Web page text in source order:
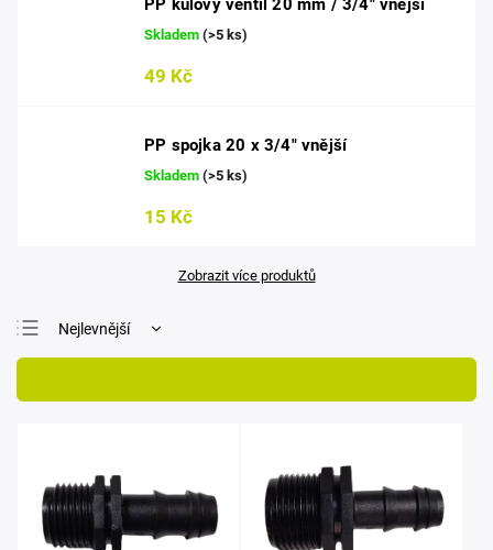
PP kulový ventil 20 mm / 3/4" vnější
Skladem (>5 ks)
49 Kč
PP spojka 20 x 3/4" vnější
Skladem (>5 ks)
15 Kč
Zobrazit více produktů
Nejlevnější
Nejprodávanější